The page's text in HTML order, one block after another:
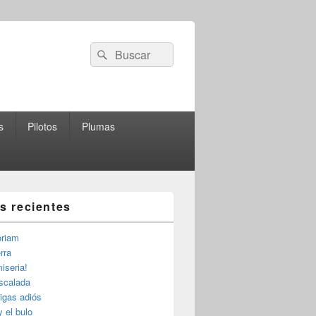
Buscar
por:
Buscar
Pilotos Plumas
recientes
adiós
el bulo